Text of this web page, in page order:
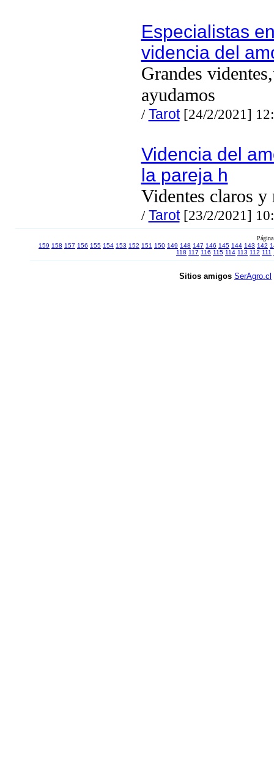
Especialistas
videncia del
Grandes
ayudamos
/Tarot[24/2/2021]
Videncia del
la pareja h
Videntes claros y
/Tarot[23/2/2021]
159 158 157 156 155 154 153 152 151 150 149 148 147 146 145 144 143 142
118 117 116 115 114 113 112 111
Sitios amigos SerAgro.cl